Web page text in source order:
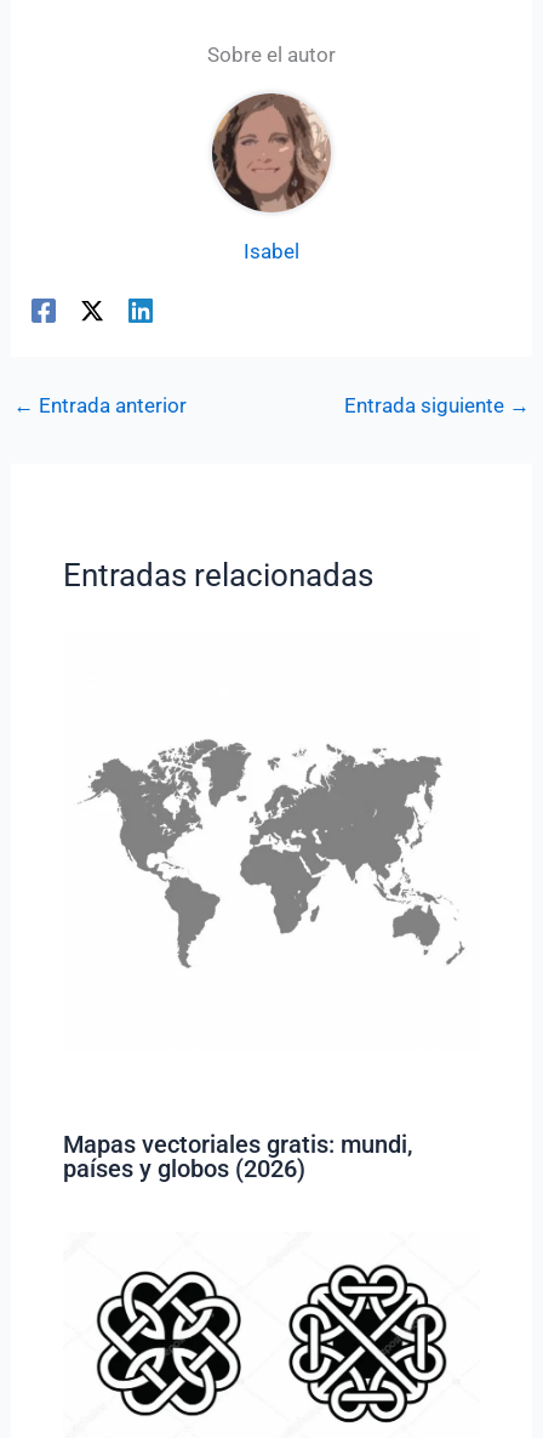
Sobre el autor
Isabel
← Entrada anterior Entrada siguiente →
Entradas relacionadas
Mapas vectoriales gratis: mundi,
países y globos (2026)